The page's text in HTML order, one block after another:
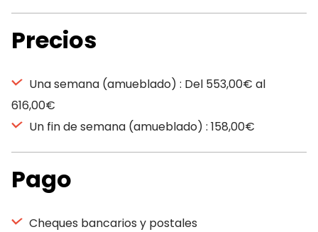
Precios
Una semana (amueblado) : Del 553,00€ al
616,00€
Un fin de semana (amueblado) : 158,00€
Pago
Cheques bancarios y postales